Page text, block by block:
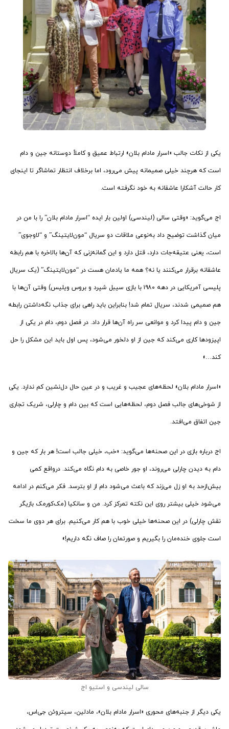
یکی از نکات جالب «اسرار مادام بلان» ارتباط عمیق و کاملاً دوستانه جین و دام
است که هرچند خیلی صمیمانه پیش می‌رود، اما برخلاف انتظار تماشاگر تا اینجای
کار حالت آشکارا عاشقانه به خود نگرفته است.
اج می‌گوید: «وقتی سالی (لیندسی) اولین بار ایده “اسرار مادام بلان” را با من در
میان گذاشت توضیح داد به‌نوعی ملاقات دو سریال “مون‌لایتینگ” و “لاوجوی”
است، یعنی عتیقه‌جات دارد، قتل دارد و این گمانه‌زنی که آن‌ها بالاخره با هم رابطه
عاشقانه برقرار می‌کنند یا نه؟ همه ما یادمان هست در “مون‌لایتینگ” (یک سریال
پلیسی آمریکایی در دهه ۱۹۸۰ با بازی سیبل شپرد و بروس ویلیس) وقتی آن‌ها با
هم صمیمی شدند، سریال تمام شد! بنابراین باید راهی برای جذاب نگه‌داشتن رابطه
جین و دام پیدا کرد و موانعی سر راه آن‌ها قرار داد. در فصل دوم، دام در یکی از
اپیزودها کاری می‌کند که جین از او دلخور می‌شود، پس اول باید این مشکل را حل
کند…»
«اسرار مادام بلان» لحظه‌های عجیب و غریب و در عین حال دل‌نشین کم ندارد. یکی
از شوخی‌های جالب فصل دوم، لحظه‌هایی است که بین دام و چارلی، شریک تجاری
جین اتفاق می‌افتد.
اج درباره بازی در این صحنه‌ها می‌گوید: «خب، خیلی جالب است! هر بار که جین و
دام به دیدن چارلی می‌روند، او جور خاصی به دام نگاه می‌کند. درواقع کمی
بیش‌ازحد به او زل می‌زند که باعث می‌شود دام از او بترسد. فکر می‌کنم در ادامه
می‌شود خیلی بیشتر روی این نکته تمرکز کرد. من و سانکیا (مک‌کورمک بازیگر
نقش چارلی) در این صحنه‌ها خیلی خوب با هم کار می‌کنیم. برای هر دوی ما سخت
است جلوی خنده‌مان را بگیریم و صورتمان را صاف نگه داریم!»
سالی لیندسی و استیو اج
یکی دیگر از جنبه‌های محوری «اسرار مادام بلان»، مادلین، سیتروئن جی‌اس،